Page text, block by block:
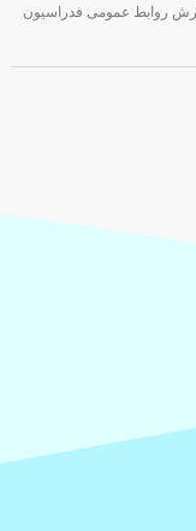
روابط عمومی فدراسیون